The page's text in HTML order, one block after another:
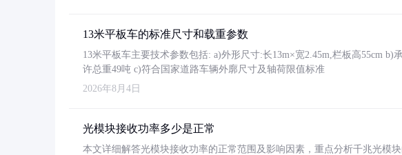
13米平板车的标准尺寸和载重参数
13米平板车主要技术参数包括: a)外形尺寸:长13m×宽2.45m,栏板高55cm b)
许总重49吨 c)符合国家道路车辆外廓尺寸及轴荷限值标准
2026年8月4日
光模块接收功率多少是正常
本文详细解答光模块接收功率的正常范围及影响因素，重点分析千兆光模